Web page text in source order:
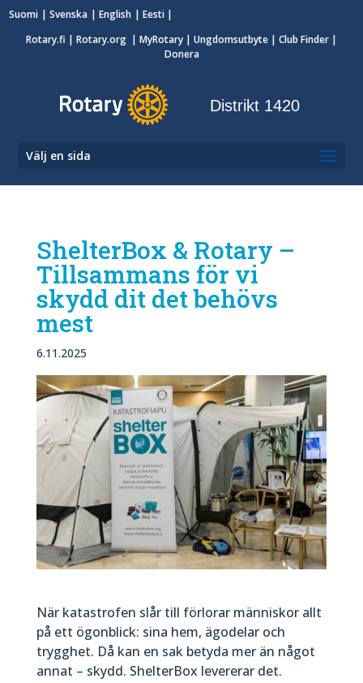
Suomi Svenska English
Eesti
Rotary.fi | Rotary.org | MyRotary | Ungdomsutbyte | Club Finder |
Donera
Distrikt 1420
Välj en sida
ShelterBox & Rotary –
Tillsammans för vi
skydd dit det behövs
mest
6.11.2025
När katastrofen slår till förlorar människor allt
på ett ögonblick: sina hem, ägodelar och
trygghet. Då kan en sak betyda mer än något
annat – skydd. ShelterBox levererar det.